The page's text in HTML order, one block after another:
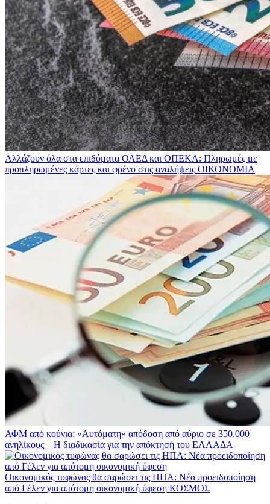
Αλλάζουν όλα στα επιδόματα ΟΑΕΔ και ΟΠΕΚΑ: Πληρωμές με
προπληρωμένες κάρτες και φρένο στις αναλήψεις ΟΙΚΟΝΟΜΙΑ
ΑΦΜ από κούνια: «Αυτόματη» απόδοση από αύριο σε 350.000
ανηλίκους – Η διαδικασία για την απόκτησή του ΕΛΛΑΔΑ
Οικονομικός τυφώνας θα σαρώσει τις ΗΠΑ: Νέα προειδοποίηση
από Γέλεν για απότομη οικονομική ύφεση ΚΟΣΜΟΣ